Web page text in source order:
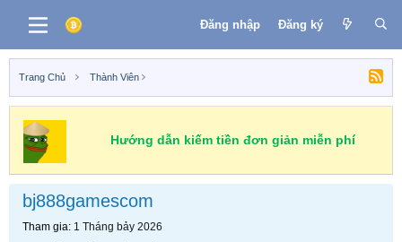
Đăng nhập Đăng ký
Trang Chủ Thành Viên
Hướng dẫn kiếm tiền đơn giản miễn phí
bj888gamescom
Tham gia 1 Tháng bảy 2026